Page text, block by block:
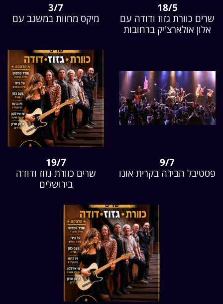
18/5
שרים כוורת גזוז ודודה עם
אלון אולארצ'יק ברחובות
3/7
מיקס מחוות במשגב עם
9/7
פסטיבל הבירה בקרית אונו
19/7
שרים כוורת גזוז ודודה
בירושלים